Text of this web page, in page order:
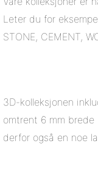
Leter du for
STONE, CEMENT,
3D-kolleksjonen
omtrent 6 mm brede
derfor også en noe